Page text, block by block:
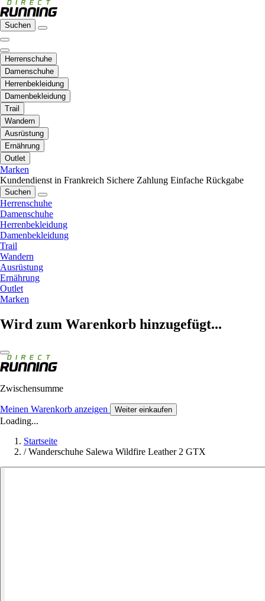
Suchen
Herrenschuhe
Damenschuhe
Herrenbekleidung
Damenbekleidung
Trail
Wandern
Ausrüstung
Ernährung
Outlet
Marken
Kundendienst in Frankreich Sichere Zahlung Einfache Rückgabe
Suchen
Herrenschuhe
Damenschuhe
Herrenbekleidung
Damenbekleidung
Trail
Wandern
Ausrüstung
Ernährung
Outlet
Marken
Wird zum Warenkorb hinzugefügt...
Zwischensumme
Meinen Warenkorb anzeigen Weiter einkaufen
Loading...
Startseite
/ Wanderschuhe Salewa Wildfire Leather 2 GTX